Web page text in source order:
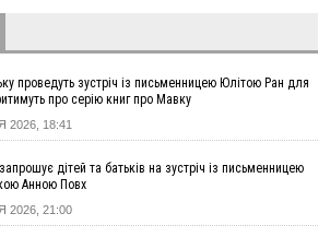
Київ та область: 14 загиблих,
і пожежі (фото, відео)
ворог уже був у нашій траншеї»:
на псевдо «Француз»
у кількох групах крові: прикарпатців
ставати донорами
водія маршрутки, який зневажив і
проведуть зустріч із письменницею Юлітою Ран для
про серію книг про Мавку
2026, 18:41
дітей та батьків на зустріч із письменницею
Анною Повх
2026, 21:00